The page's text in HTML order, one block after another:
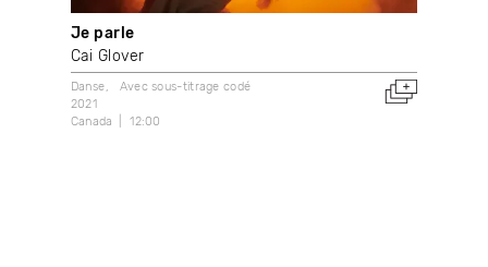
Je parle
Cai Glover
Danse
Avec sous-titrage codé
2021
Canada
12:00